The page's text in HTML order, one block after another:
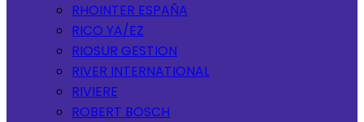
RHOINTER ESPAÑA
RICO YA/EZ
RIOSUR GESTION
RIVER INTERNATIONAL
RIVIERE
ROBERT BOSCH